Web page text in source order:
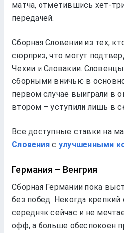
матча, отметившись хет-
передачей.
Сборная Словении из тех,
сюрприз, что могут
Чехии и Словакии.
сборными вничью в
первом случае выиграли в
втором – уступили лишь в
Все доступные ставки на
Словения с улучшенными
Германия – Венгрия
Сборная Германии пока
без побед. Некогда крепкий
середняк сейчас и не
офф, а больше обеспокоен